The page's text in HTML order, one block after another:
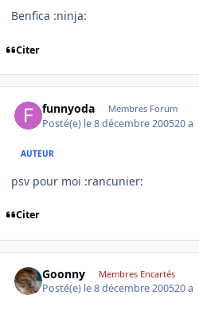
Benfica :ninja:
Citer
funnyoda Membres Forum
Posté(e) le 8 décembre 200520 a
AUTEUR
psv pour moi :rancunier:
Citer
Goonny Membres Encartés
Posté(e) le 8 décembre 200520 a